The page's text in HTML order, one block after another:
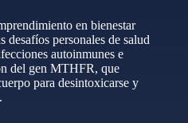
en bienestar
desafíos personales de salud
autoinmunes e
del gen MTHFR, que
para desintoxicarse y